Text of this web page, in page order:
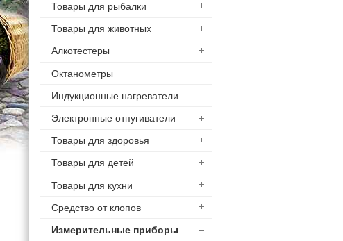
Товары для рыбалки
Товары для животных
Алкотестеры
Октанометры
Индукционные нагреватели
Электронные отпугиватели
Товары для здоровья
Товары для детей
Товары для кухни
Средство от клопов
Измерительные приборы